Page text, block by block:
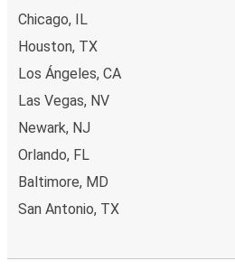
Chicago, IL
Houston, TX
Los Ángeles, CA
Las Vegas, NV
Newark, NJ
Orlando, FL
Baltimore, MD
San Antonio, TX